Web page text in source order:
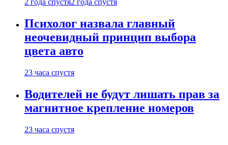
2 года спустя2 года спустя
Психолог назвала главный
неочевидный принцип выбора
цвета авто
23 часа спустя
Водителей не будут лишать прав за
магнитное крепление номеров
23 часа спустя